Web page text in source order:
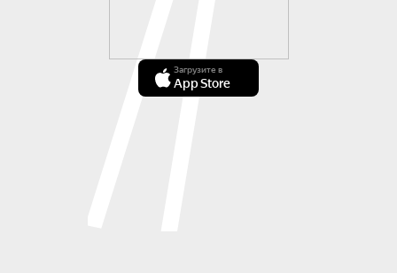
Загрузите в
App Store